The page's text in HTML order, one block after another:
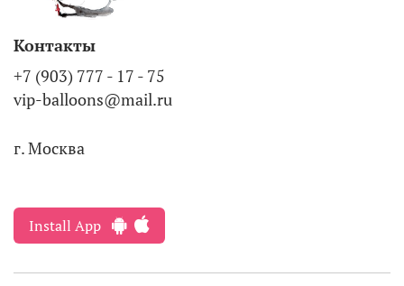
Контакты
+7 (903) 777 - 17 - 75
vip-balloons@mail.ru
г. Москва
Install App